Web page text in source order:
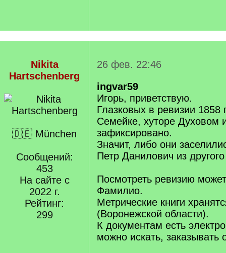
Nikita
Hartschenberg
🇩🇪 München
Сообщений:
453
На сайте с
2022 г.
Рейтинг:
299
26 фев. 22:46
ingvar59
Игорь, приветствую.
Глазковых в ревизии 1858
Семейке, хуторе Духовом
зафиксировано.
Значит, либо они
Петр Данилович из
Посмотреть ревизию
Фамилио.
Метрические книги
(Воронежской области).
К документам есть
можно искать, заказывать